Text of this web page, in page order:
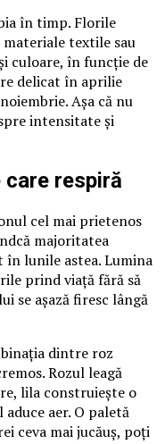
în timp. Florile
textile sau
culoare, în funcție de
delicat în aprilie
Așa că nu
intensitate și
respiră
cel mai prietenos
majoritatea
în lunile astea. Lumina
prind viață fără să
se așază firesc lângă
dintre roz
Rozul leagă
lila construiește o
aer. O paletă
ceva mai jucăuș, poți